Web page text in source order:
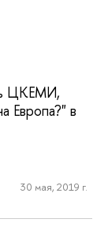
ЦКЕМИ,
Европа?" в
30 мая, 2019 г.